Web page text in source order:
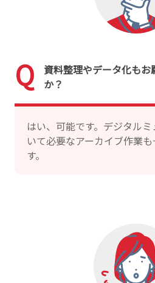
資料整理やデータ化も
か？
はい、可能です。デジタル
いて必要なアーカイブ作業
す。